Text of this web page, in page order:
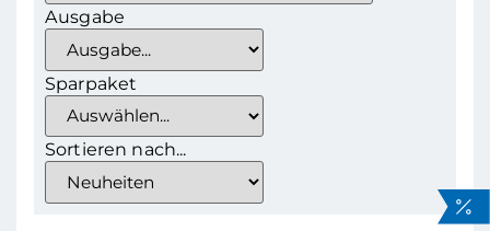
Ausgabe
Sparpaket
Sortieren nach...